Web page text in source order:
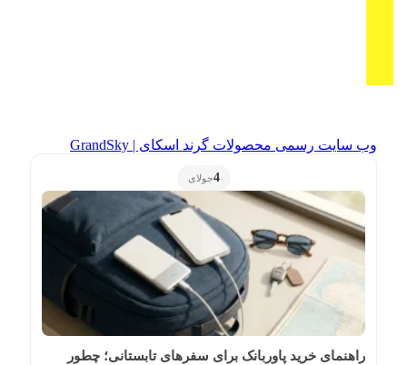
وب سایت رسمی محصولات گرند اسکای | GrandSky
4جولای
راهنمای خرید پاوربانک برای سفرهای تابستانی؛ چطور